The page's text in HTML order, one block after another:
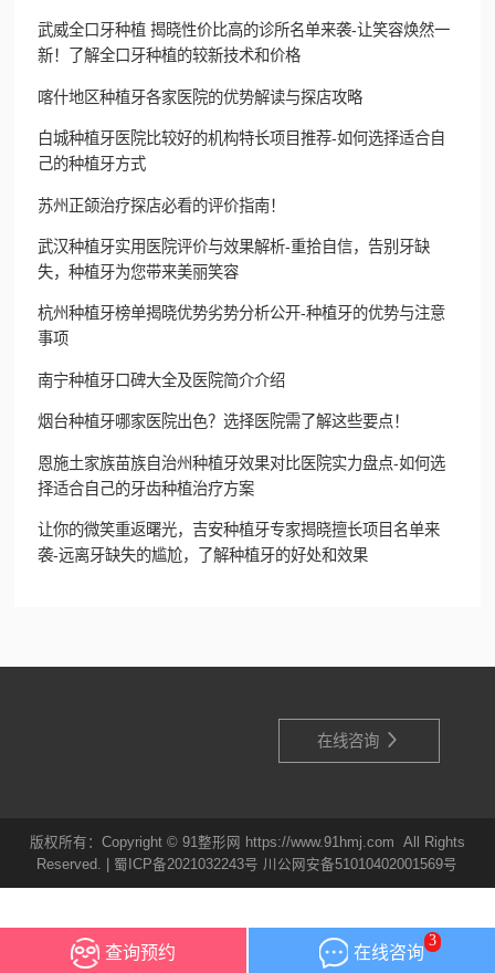
武威全口牙种植 揭晓性价比高的诊所名单来袭-让笑容焕然一
新！了解全口牙种植的较新技术和价格
喀什地区种植牙各家医院的优势解读与探店攻略
白城种植牙医院比较好的机构特长项目推荐-如何选择适合自
己的种植牙方式
苏州正颌治疗探店必看的评价指南！
武汉种植牙实用医院评价与效果解析-重拾自信，告别牙缺
失，种植牙为您带来美丽笑容
杭州种植牙榜单揭晓优势劣势分析公开-种植牙的优势与注意
事项
南宁种植牙口碑大全及医院简介介绍
烟台种植牙哪家医院出色？选择医院需了解这些要点！
恩施土家族苗族自治州种植牙效果对比医院实力盘点-如何选
择适合自己的牙齿种植治疗方案
让你的微笑重返曙光，吉安种植牙专家揭晓擅长项目名单来
袭-远离牙缺失的尴尬，了解种植牙的好处和效果
在线咨询 
版权所有：Copyright © 91整形网 https://www.91hmj.com All Rights
Reserved. | 蜀ICP备2021032243号 川公网安备51010402001569号
查询预约 在线咨询
3